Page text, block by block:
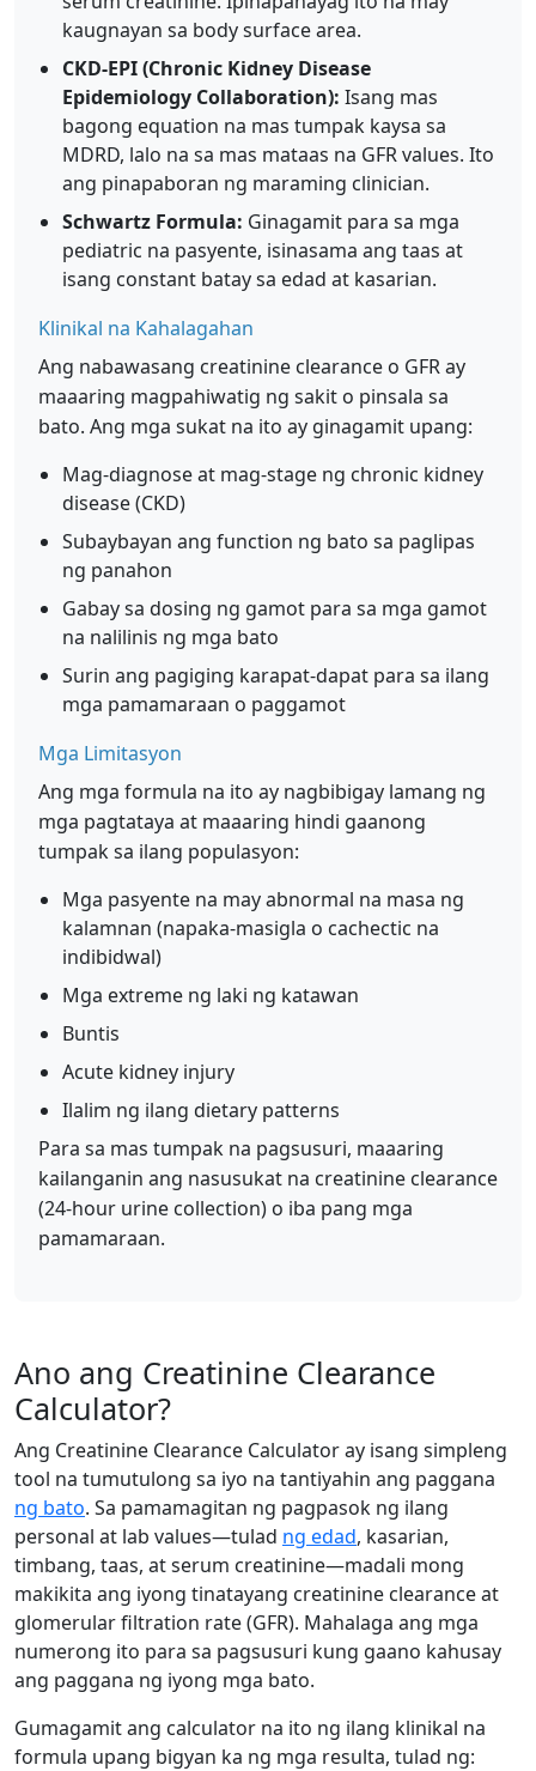
kaugnayan sa body surface area.
CKD-EPI (Chronic Kidney Disease
Epidemiology Collaboration): Isang mas
bagong equation na mas tumpak kaysa sa
MDRD, lalo na sa mas mataas na GFR values. Ito
ang pinapaboran ng maraming clinician.
Schwartz Formula: Ginagamit para sa mga
pediatric na pasyente, isinasama ang taas at
isang constant batay sa edad at kasarian.
Klinikal na Kahalagahan
Ang nabawasang creatinine clearance o GFR ay
maaaring magpahiwatig ng sakit o pinsala sa
bato. Ang mga sukat na ito ay ginagamit upang:
Mag-diagnose at mag-stage ng chronic kidney
disease (CKD)
Subaybayan ang function ng bato sa paglipas
ng panahon
Gabay sa dosing ng gamot para sa mga gamot
na nalilinis ng mga bato
Surin ang pagiging karapat-dapat para sa ilang
mga pamamaraan o paggamot
Mga Limitasyon
Ang mga formula na ito ay nagbibigay lamang ng
mga pagtataya at maaaring hindi gaanong
tumpak sa ilang populasyon:
Mga pasyente na may abnormal na masa ng
kalamnan (napaka-masigla o cachectic na
indibidwal)
Mga extreme ng laki ng katawan
Buntis
Acute kidney injury
Ilalim ng ilang dietary patterns
Para sa mas tumpak na pagsusuri, maaaring
kailanganin ang nasusukat na creatinine clearance
(24-hour urine collection) o iba pang mga
pamamaraan.
Ano ang Creatinine Clearance
Calculator?
Ang Creatinine Clearance Calculator ay isang simpleng
tool na tumutulong sa iyo na tantiyahin ang paggana
ng bato. Sa pamamagitan ng pagpasok ng ilang
personal at lab values—tulad ng edad, kasarian,
timbang, taas, at serum creatinine—madali mong
makikita ang iyong tinatayang creatinine clearance at
glomerular filtration rate (GFR). Mahalaga ang mga
numerong ito para sa pagsusuri kung gaano kahusay
ang paggana ng iyong mga bato.
Gumagamit ang calculator na ito ng ilang klinikal na
formula upang bigyan ka ng mga resulta, tulad ng: